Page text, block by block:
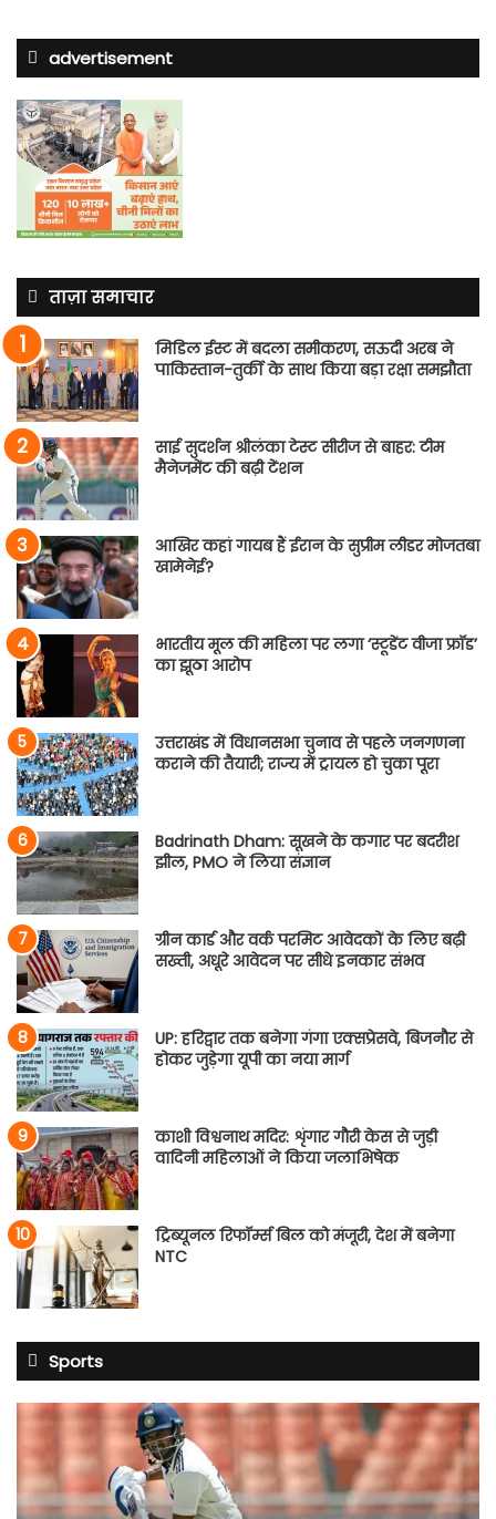
advertisement
ताज़ा समाचार
मिडिल ईस्ट में बदला समीकरण, सऊदी अरब ने
पाकिस्तान-तुर्की के साथ किया बड़ा रक्षा समझौता
साई सुदर्शन श्रीलंका टेस्ट सीरीज से बाहर: टीम
मैनेजमेंट की बढ़ी टेंशन
आखिर कहां गायब हैं ईरान के सुप्रीम लीडर मोजतबा
खामेनेई?
भारतीय मूल की महिला पर लगा ‘स्टूडेंट वीजा फ्रॉड’
का झूठा आरोप
उत्तराखंड में विधानसभा चुनाव से पहले जनगणना
कराने की तैयारी; राज्य में ट्रायल हो चुका पूरा
Badrinath Dham: सूखने के कगार पर बदरीश
झील, PMO ने लिया संज्ञान
ग्रीन कार्ड और वर्क परमिट आवेदकों के लिए बढ़ी
सख्ती, अधूरे आवेदन पर सीधे इनकार संभव
UP: हरिद्वार तक बनेगा गंगा एक्सप्रेसवे, बिजनौर से
होकर जुड़ेगा यूपी का नया मार्ग
काशी विश्वनाथ मदिर: शृंगार गौरी केस से जुड़ी
वादिनी महिलाओं ने किया जलाभिषेक
ट्रिब्यूनल रिफॉर्म्स बिल को मंजूरी, देश में बनेगा
NTC
Sports
साई
श्रीलंका
टेस्ट
सीरीज